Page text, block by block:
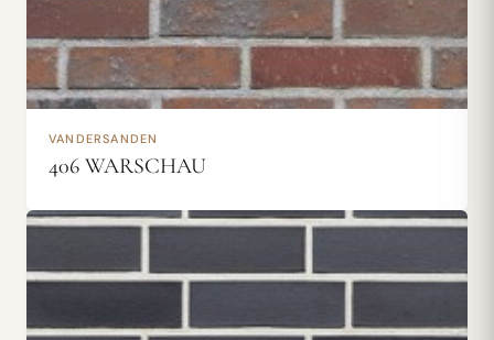
VANDERSANDEN
406 WARSCHAU